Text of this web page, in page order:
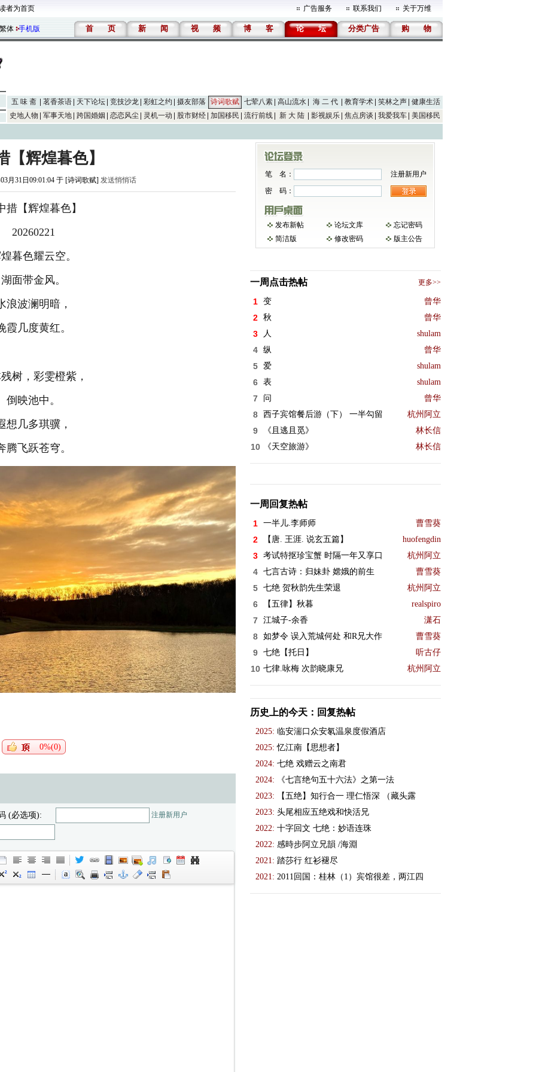
者为首页 广告服务 联系我们 关于万维
体 手机版 首 页 新 闻 视 频 博 客 论 坛 分类广告 购 物
五 味 斋 茗香茶语 天下论坛 竞技沙龙 彩虹之约 摄友部落 诗词歌赋 七荤八素 高山流水 海 二 代 教育学术 笑林之声
健康生活
史地人物
军事天地 跨国婚姻 恋恋风尘 灵机一动 股市财经 加国移民 流行前线 新 大 陆 影视娱乐 焦点房谈 我爱我车 美国移民
【辉煌暮色】
月31日09:01:04 于 [诗词歌赋] 发送悄悄话
措【辉煌暮色】
20260221
暮色耀云空。
湖面带金风。
浪波澜明暗，
霞几度黄红。
树，彩雯橙紫，
倒映池中。
想几多琪骥，
腾飞跃苍穹。
0%(0)
(必选项): 注册新用户
笔 名：
注册新用户
密 码：
发布新帖 论坛文库
忘记密码
简洁版
修改密码 版主公告
一周点击热帖 更多>>
1 变 曾华
2 秋 曾华
3 人 shulam
4 纵 曾华
5 爱 shulam
6 表 shulam
7 问 曾华
8 西子宾馆餐后游（下） 一半勾留 杭州阿立
9 《且逃且觅》 林长信
10 《天空旅游》 林长信
一周回复热帖
1 一半儿.李师师 曹雪葵
2 【唐. 王涯. 说玄五篇】 huofengdin
3 考试特抠珍宝蟹 时隔一年又享口 杭州阿立
4 七言古诗：归妹卦 嫦娥的前生 曹雪葵
5 七绝 贺秋韵先生荣退 杭州阿立
6 【五律】秋暮 realspiro
7 江城子-余香 潇石
8 如梦令 误入荒城何处 和R兄大作 曹雪葵
9 七绝【托日】 听古仔
10 七律.咏梅 次韵晓康兄 杭州阿立
历史上的今天：回复热帖
2025: 临安湍口众安氡温泉度假酒店
2025: 忆江南【思想者】
2024: ​七绝 戏赠云之南君
2024:
《七言绝句五十六法》之第一法
2023:
【五绝】知行合一 理仁悟深 （藏头露
2023: 头尾相应五绝戏和快活兄
2022: 十字回文 七绝：妙语连珠
2022: 感時步阿立兄韻 /海淵
2021: 踏莎行 红衫褪尽
2021: 2011回国：桂林（1）宾馆很差，两江四